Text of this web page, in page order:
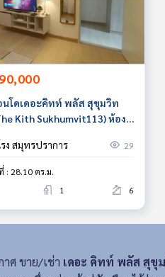
โดเดอะคิทท์ พลัส สุขุมวิท
รง สมุทรปราการ
29
: 28.10 ตร.ม.
1 6
าศ ขาย/เช่า เดอะ คิทท์ พลัส สุขุ